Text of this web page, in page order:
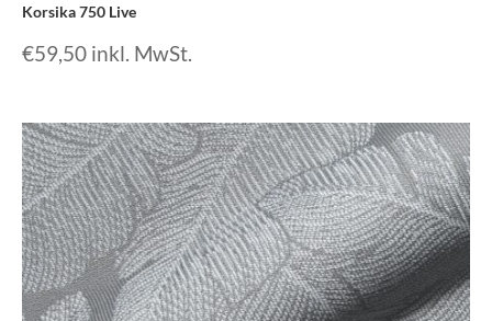
Korsika 750 Live
€59,50 inkl. MwSt.